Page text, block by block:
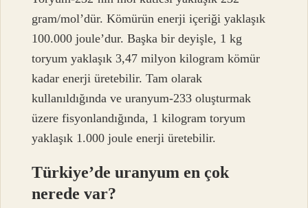
gram/mol’dür. Kömürün enerji içeriği yaklaşık
100.000 joule’dur. Başka bir deyişle, 1 kg
toryum yaklaşık 3,47 milyon kilogram kömür
kadar enerji üretebilir. Tam olarak
kullanıldığında ve uranyum-233 oluşturmak
üzere fisyonlandığında, 1 kilogram toryum
yaklaşık 1.000 joule enerji üretebilir.
Türkiye’de uranyum en çok
nerede var?